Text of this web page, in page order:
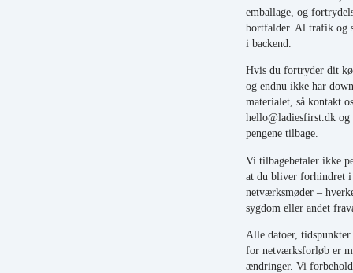
emballage, og
bortfalder. Al trafik og
i backend.
Hvis du fortryder dit
og endnu ikke har
materialet, så kontakt
hello@ladiesfirst.dk
pengene tilbage.
Vi tilbagebetaler ikke
at du bliver forhindret i
netværksmøder –
sygdom eller andet
Alle datoer,
for netværksforløb er
ændringer. Vi